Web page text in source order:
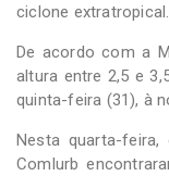
ciclone extratropical.
De acordo com a
altura entre 2,5 e
quinta-feira (31), à
Nesta quarta-
Comlurb